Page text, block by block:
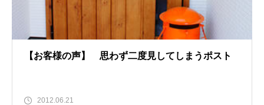
【お客様の声】 思わず二度見してしまうポスト
2012.06.21